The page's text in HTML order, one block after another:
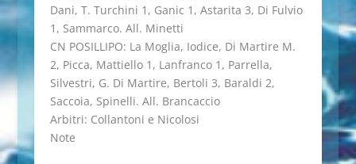
Dani, T. Turchini 1, Ganic 1, Astarita 3, Di Fulvio
1, Sammarco. All. Minetti
CN POSILLIPO: La Moglia, Iodice, Di Martire M.
2, Picca, Mattiello 1, Lanfranco 1, Parrella,
Silvestri, G. Di Martire, Bertoli 3, Baraldi 2,
Saccoia, Spinelli. All. Brancaccio
Arbitri: Collantoni e Nicolosi
Note